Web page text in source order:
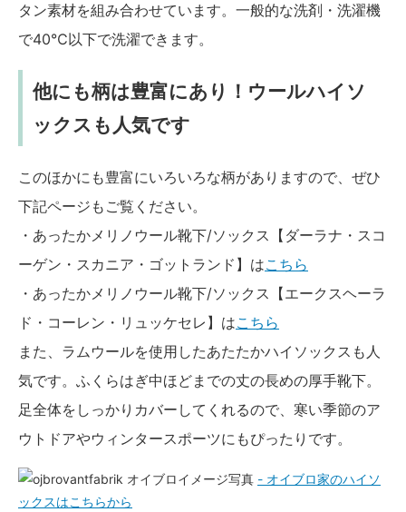
タン素材を組み合わせています。一般的な洗剤・洗濯機
で40℃以下で洗濯できます。
他にも柄は豊富にあり！ウールハイソ
ックスも人気です
このほかにも豊富にいろいろな柄がありますので、ぜひ
下記ページもご覧ください。
・あったかメリノウール靴下/ソックス【ダーラナ・スコ
ーゲン・スカニア・ゴットランド】はこちら
・あったかメリノウール靴下/ソックス【エークスヘーラ
ド・コーレン・リュッケセレ】はこちら
また、ラムウールを使用したあたたかハイソックスも人
気です。ふくらはぎ中ほどまでの丈の長めの厚手靴下。
足全体をしっかりカバーしてくれるので、寒い季節のア
ウトドアやウィンタースポーツにもぴったりです。
- オイブロ家のハイソ
ックスはこちらから